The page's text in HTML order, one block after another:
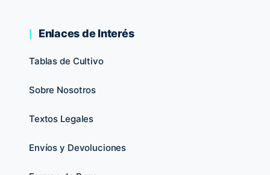
Enlaces de Interés
Tablas de Cultivo
Sobre Nosotros
Textos Legales
Envíos y Devoluciones